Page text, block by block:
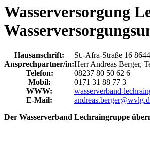
Wasserversorgung
Hausanschrift: St.-Afra-Straße 16
Ansprechpartner/in:Herr Andreas Berger,
Telefon:
08237 80 50 62 6
Mobil:
0171 31 88 77 3
WWW:
wasserverband-
E-Mail:
Der Wasserverband Lechraingruppe